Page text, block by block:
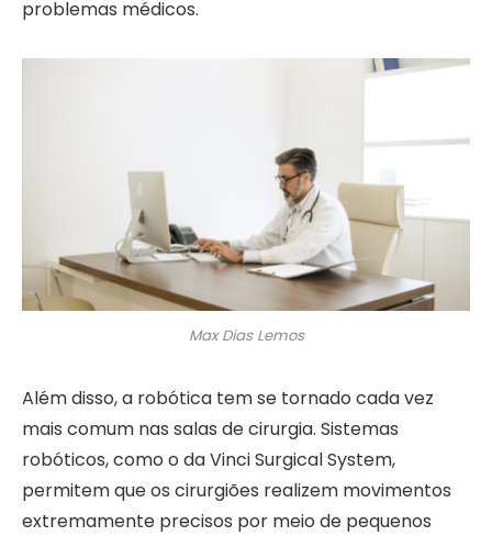
problemas médicos.
Max Dias Lemos
Além disso, a robótica tem se tornado cada vez
mais comum nas salas de cirurgia. Sistemas
robóticos, como o da Vinci Surgical System,
permitem que os cirurgiões realizem movimentos
extremamente precisos por meio de pequenos